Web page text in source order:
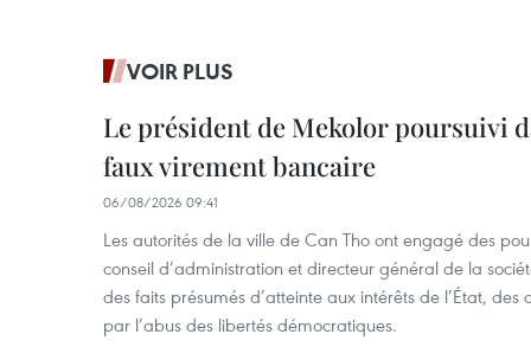
VOIR PLUS
Le président de Mekolor poursuivi
faux virement bancaire
06/08/2026 09:41
Les autorités de la ville de Can Tho ont engagé des
conseil d’administration et directeur général de la
des faits présumés d’atteinte aux intérêts de l’État,
par l’abus des libertés démocratiques.